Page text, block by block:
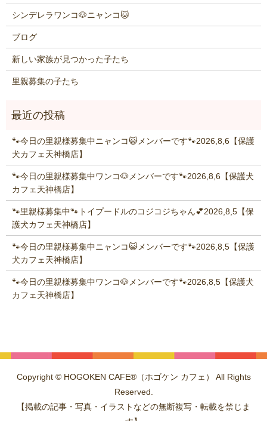
シンデレラワンコ🐶ニャンコ🐱
ブログ
新しい家族が見つかった子たち
里親募集の子たち
🐾今日の里親様募集中ニャンコ😺メンバーです🐾2026,8,6【保護
犬カフェ天神橋店】
🐾今日の里親様募集中ワンコ🐶メンバーです🐾2026,8,6【保護犬
カフェ天神橋店】
🐾里親様募集中🐾トイプードルのコジコジちゃん💕2026,8,5【保
護犬カフェ天神橋店】
🐾今日の里親様募集中ニャンコ😺メンバーです🐾2026,8,5【保護
犬カフェ天神橋店】
🐾今日の里親様募集中ワンコ🐶メンバーです🐾2026,8,5【保護犬
カフェ天神橋店】
Copyright © HOGOKEN CAFE®（ホゴケン カフェ） All Rights
Reserved.
【掲載の記事・写真・イラストなどの無断複写・転載を禁じま